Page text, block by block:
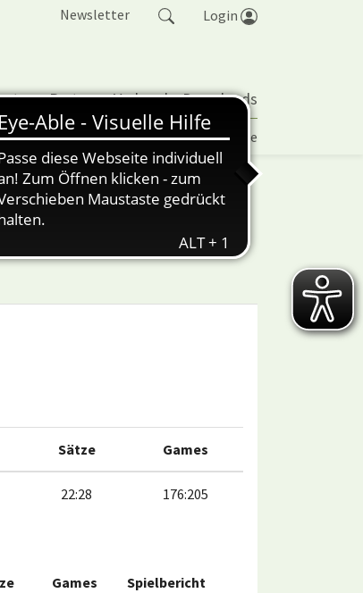
Newsletter Login
Partner Verband Downloads
| TORP Vereinspokal Turniere
Sätze Games
22:28 176:205
Games Spielbericht